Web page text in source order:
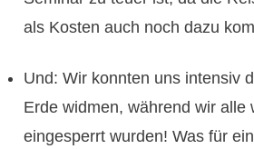
als Kosten auch noch dazu
Und: Wir konnten uns intensiv
Erde widmen, während wir alle
eingesperrt wurden! Was für